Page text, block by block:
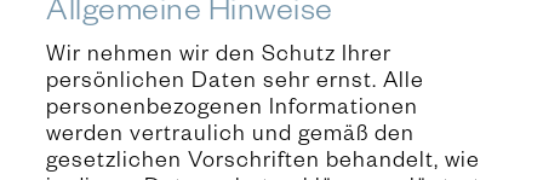
n
g
u
a
g
Allgemeine Hinweise
Wir nehmen wir den Schutz Ihrer
persönlichen Daten sehr ernst. Alle
personenbezogenen Informationen
werden vertraulich und gemäß den
gesetzlichen Vorschriften behandelt, wie